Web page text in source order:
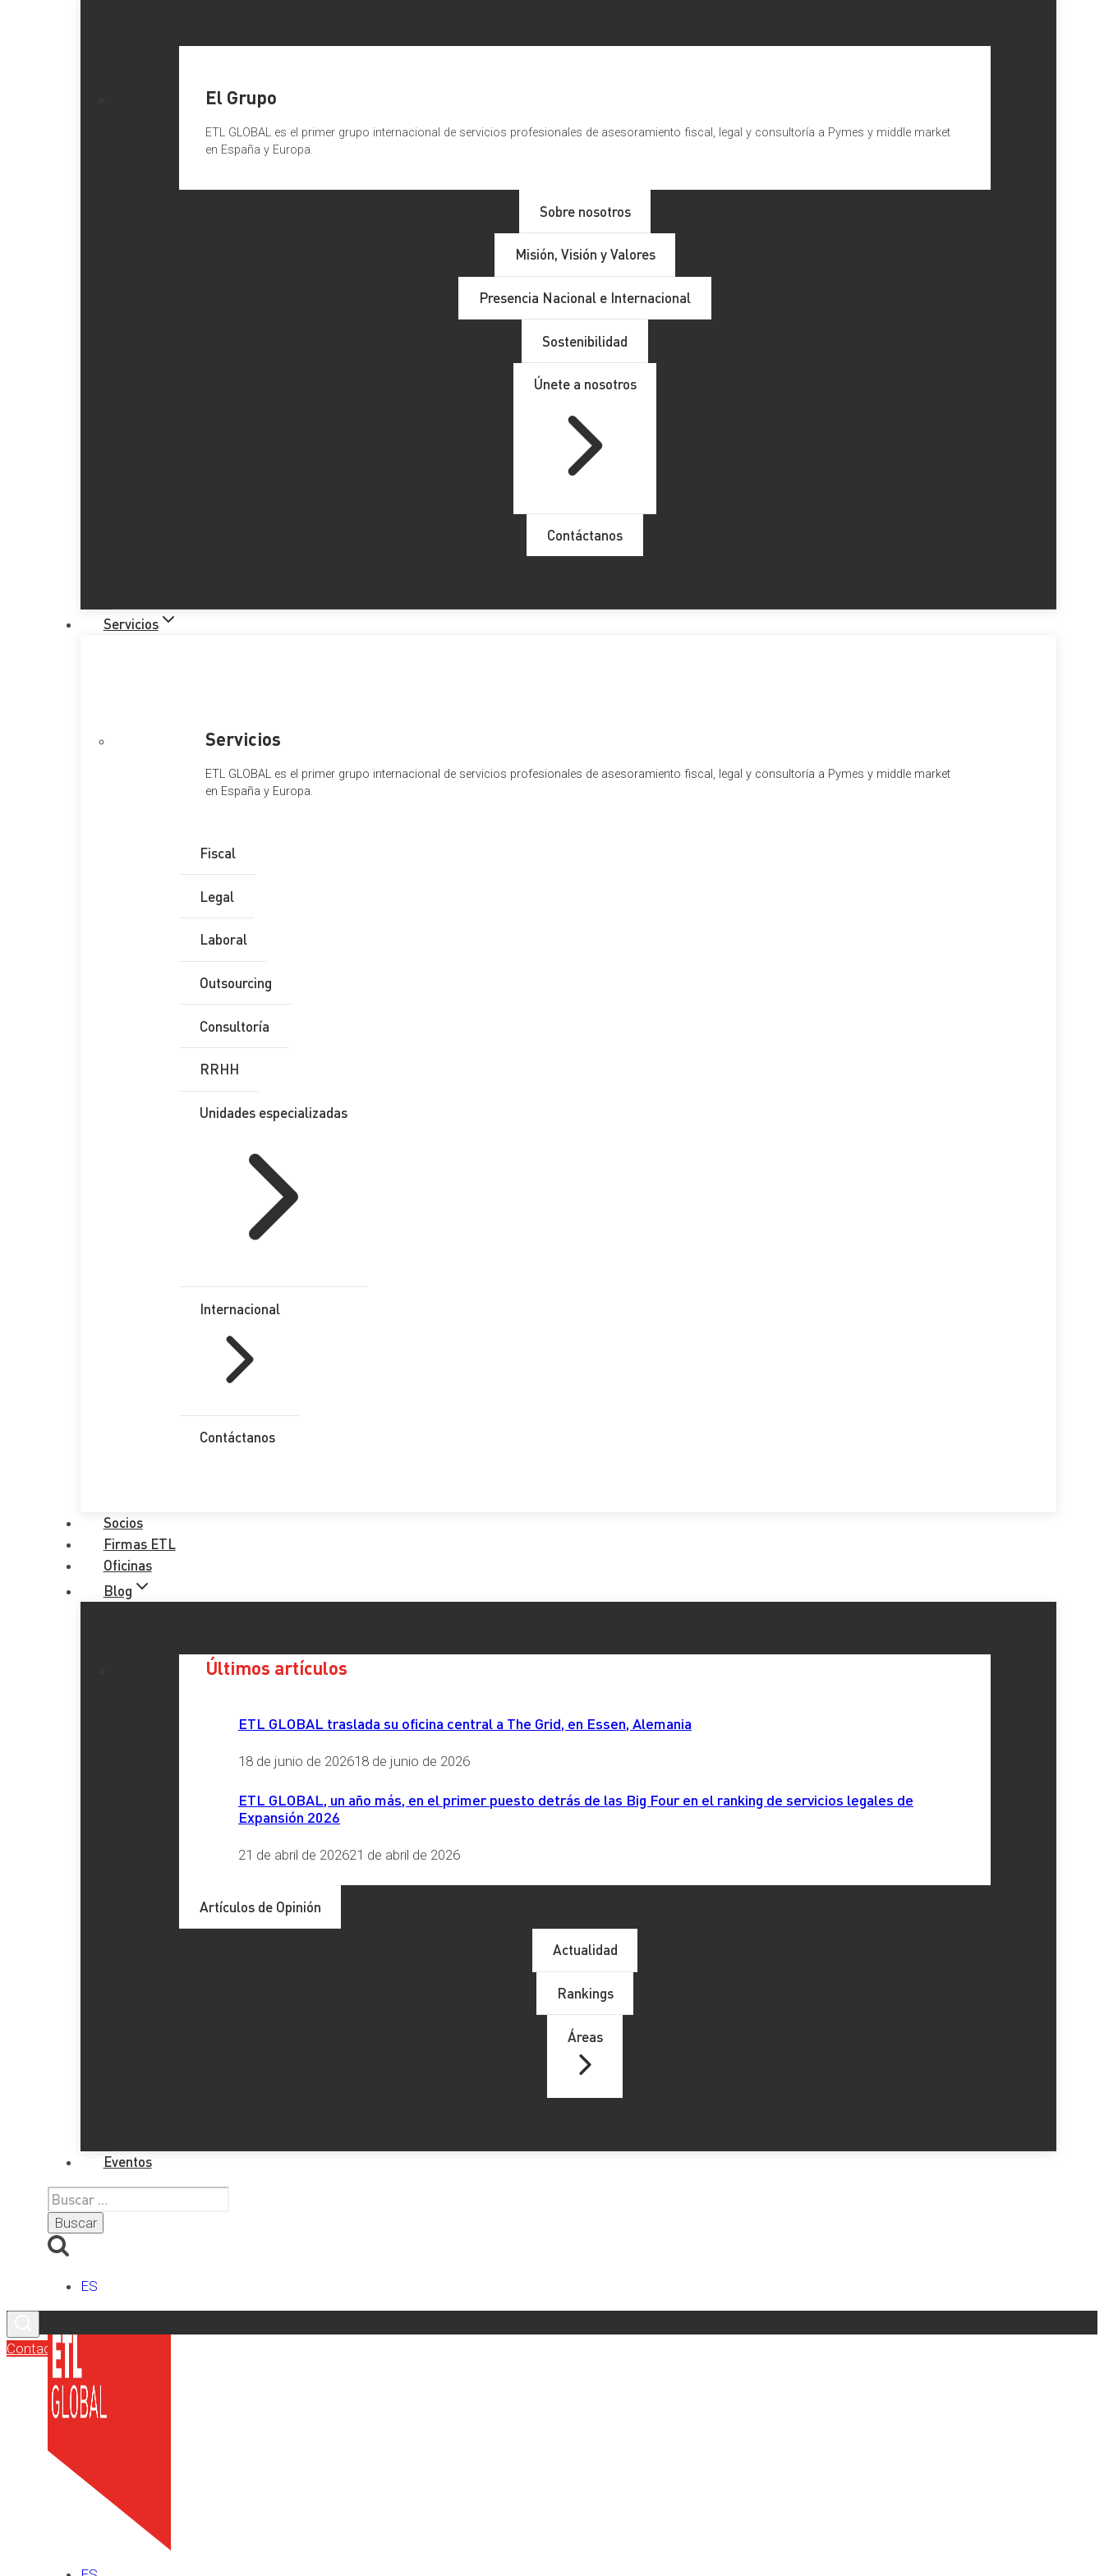
El Grupo
ETL GLOBAL es el primer grupo internacional de servicios profesionales de asesoramiento fiscal, legal y consultoría a Pymes y middle market
en España y Europa.
Sobre nosotros
Misión, Visión y Valores
Presencia Nacional e Internacional
Sostenibilidad
Únete a nosotros
Contáctanos
Servicios
Servicios
ETL GLOBAL es el primer grupo internacional de servicios profesionales de asesoramiento fiscal, legal y consultoría a Pymes y middle market
en España y Europa.
Fiscal
Legal
Laboral
Outsourcing
Consultoría
RRHH
Unidades especializadas
Internacional
Contáctanos
Socios
Firmas ETL
Oficinas
Blog
Últimos artículos
ETL GLOBAL traslada su oficina central a The Grid, en Essen, Alemania
18 de junio de 202618 de junio de 2026
ETL GLOBAL, un año más, en el primer puesto detrás de las Big Four en el ranking de servicios legales de
Expansión 2026
21 de abril de 202621 de abril de 2026
Artículos de Opinión
Actualidad
Rankings
Áreas
Eventos
Buscar:
ES
Contacto